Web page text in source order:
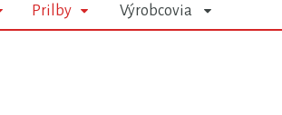
Prilby Výrobcovia